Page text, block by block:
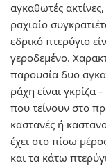
αγκαθωτές
ραχιαίο
εδρικό πτερύγιο
γεροδεμένο.
παρουσία δυο
ράχη είναι γκρίζα
που τείνουν στο
καστανές ή
έχει στο πίσω
και τα κάτω